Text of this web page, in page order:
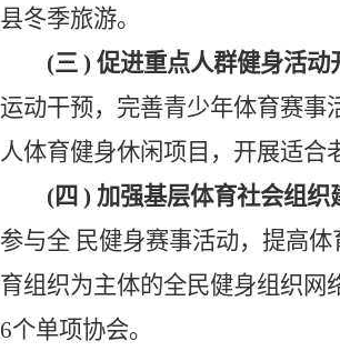
县冬季旅游。
(三 ) 促进重点人群健身活动
运动干预，完善青少年体育赛事
人体育健身休闲项目，开展适合
(四 ) 加强基层体育社会组织
参与全 民健身赛事活动，提高
育组织为主体的全民健身组织网
6个单项协会。